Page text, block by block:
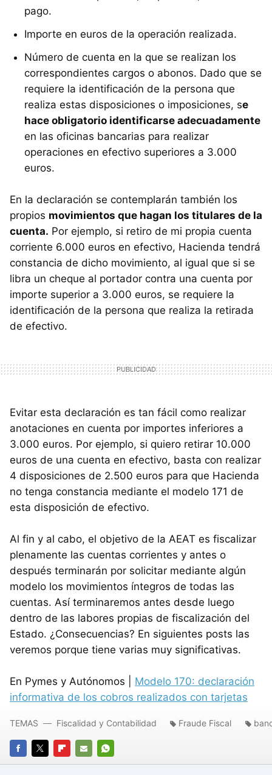
pago.
Importe en euros de la operación realizada.
Número de cuenta en la que se realizan los
correspondientes cargos o abonos. Dado que se
requiere la identificación de la persona que
realiza estas disposiciones o imposiciones, se
hace obligatorio identificarse adecuadamente
en las oficinas bancarias para realizar
operaciones en efectivo superiores a 3.000
euros.
En la declaración se contemplarán también los
propios movimientos que hagan los titulares de la
cuenta. Por ejemplo, si retiro de mi propia cuenta
corriente 6.000 euros en efectivo, Hacienda tendrá
constancia de dicho movimiento, al igual que si se
libra un cheque al portador contra una cuenta por
importe superior a 3.000 euros, se requiere la
identificación de la persona que realiza la retirada
de efectivo.
Evitar esta declaración es tan fácil como realizar
anotaciones en cuenta por importes inferiores a
3.000 euros. Por ejemplo, si quiero retirar 10.000
euros de una cuenta en efectivo, basta con realizar
4 disposiciones de 2.500 euros para que Hacienda
no tenga constancia mediante el modelo 171 de
esta disposición de efectivo.
Al fin y al cabo, el objetivo de la AEAT es fiscalizar
plenamente las cuentas corrientes y antes o
después terminarán por solicitar mediante algún
modelo los movimientos íntegros de todas las
cuentas. Así terminaremos antes desde luego
dentro de las labores propias de fiscalización del
Estado. ¿Consecuencias? En siguientes posts las
veremos porque tiene varias muy significativas.
En Pymes y Autónomos | Modelo 170: declaración
informativa de los cobros realizados con tarjetas
FACEBOOK
TWITTERFLIPBOARD
E-
WHATSAPP
TEMAS Fiscalidad y Contabilidad Fraude Fiscal